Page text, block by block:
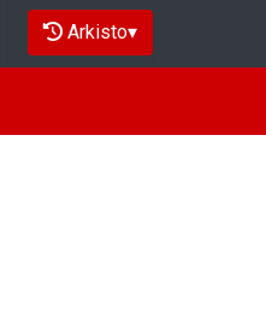
Arkisto▾